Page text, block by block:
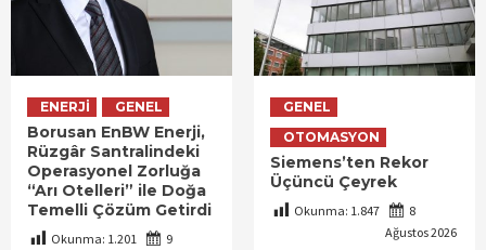
ENERJI GENEL
Borusan EnBW Enerji,
Rüzgâr Santralindeki
Operasyonel Zorluğa
“Arı Otelleri” ile Doğa
Temelli Çözüm Getirdi
Okunma: 1.201
9
GENEL
OTOMASYON
Siemens’ten Rekor
Üçüncü Çeyrek
Okunma: 1.847
8
Ağustos 2026